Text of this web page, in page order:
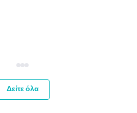
Δείτε όλα